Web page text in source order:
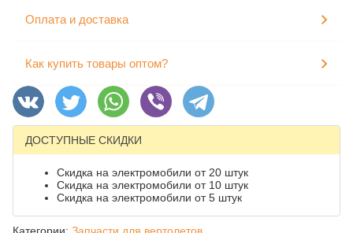
Оплата и доставка
Как купить товары оптом?
ДОСТУПНЫЕ СКИДКИ
Скидка на электромобили от 20 штук
Скидка на электромобили от 10 штук
Скидка на электромобили от 5 штук